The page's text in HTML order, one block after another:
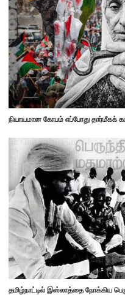
நியாயமான கோபம் எப்போது தார்மீகக்
தமிழ்நாட்டில் இஸ்லாத்தை நோக்கிய